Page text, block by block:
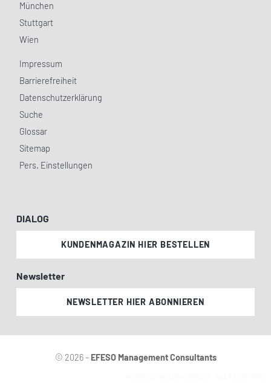
München
Stuttgart
Wien
Impressum
Barrierefreiheit
Datenschutzerklärung
Suche
Glossar
Sitemap
Pers. Einstellungen
DIALOG
KUNDENMAGAZIN HIER BESTELLEN
Newsletter
NEWSLETTER HIER ABONNIEREN
© 2026 – EFESO Management Consultants